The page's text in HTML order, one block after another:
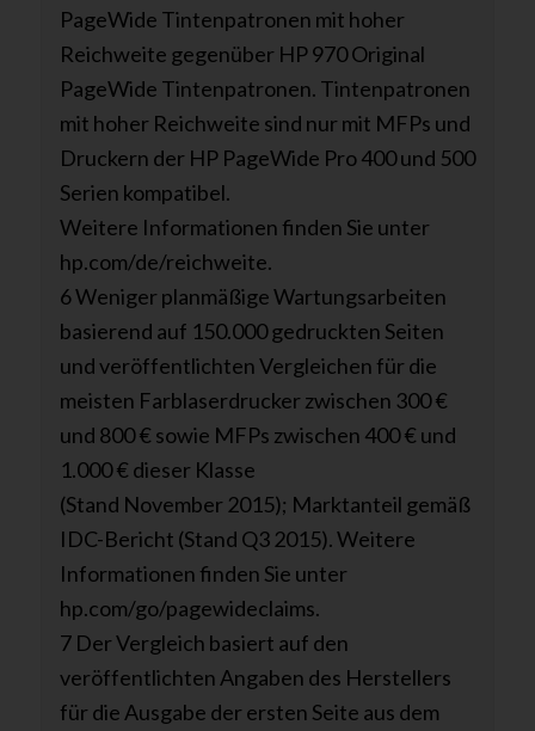
PageWide Tintenpatronen mit hoher
Reichweite gegenüber HP 970 Original
PageWide Tintenpatronen. Tintenpatronen
mit hoher Reichweite sind nur mit MFPs und
Druckern der HP PageWide Pro 400 und 500
Serien kompatibel.
Weitere Informationen finden Sie unter
hp.com/de/reichweite.
6 Weniger planmäßige Wartungsarbeiten
basierend auf 150.000 gedruckten Seiten
und veröffentlichten Vergleichen für die
meisten Farblaserdrucker zwischen 300 €
und 800 € sowie MFPs zwischen 400 € und
1.000 € dieser Klasse
(Stand November 2015); Marktanteil gemäß
IDC-Bericht (Stand Q3 2015). Weitere
Informationen finden Sie unter
hp.com/go/pagewideclaims.
7 Der Vergleich basiert auf den
veröffentlichten Angaben des Herstellers
für die Ausgabe der ersten Seite aus dem